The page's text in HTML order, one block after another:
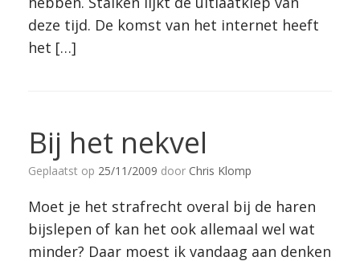
deze tijd. De komst van het internet heeft
het […]
Bij het nekvel
Geplaatst op 25/11/2009 door Chris Klomp
Moet je het strafrecht overal bij de haren
bijslepen of kan het ook allemaal wel wat
minder? Daar moest ik vandaag aan denken